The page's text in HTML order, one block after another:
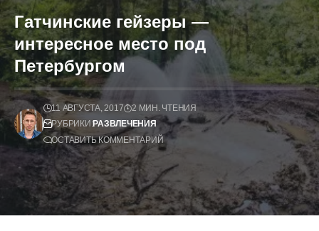
Гатчинские гейзеры —
интересное место под
Петербургом
11 АВГУСТА, 2017
2 МИН. ЧТЕНИЯ
РУБРИКИ:РАЗВЛЕЧЕНИЯ
ОСТАВИТЬ КОММЕНТАРИЙ